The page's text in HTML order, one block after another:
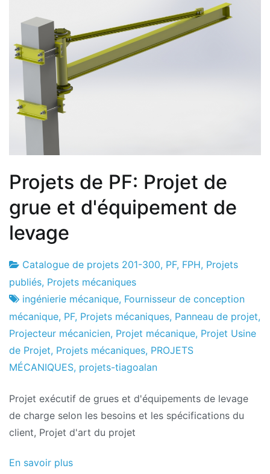
Projets de PF: Projet de
grue et d'équipement de
levage
Usine
de
projets
25
le
mois
d'octobre
2016
Catalogue de projets 201-300, PF, FPH, Projets
publiés, Projets mécaniques
ingénierie mécanique, Fournisseur de conception
mécanique, PF, Projets mécaniques, Panneau de projet,
Projecteur mécanicien, Projet mécanique, Projet Usine
de Projet, Projets mécaniques, PROJETS
MÉCANIQUES, projets-tiagoalan
Projet exécutif de grues et d'équipements de levage
de charge selon les besoins et les spécifications du
client, Projet d'art du projet
En savoir plus